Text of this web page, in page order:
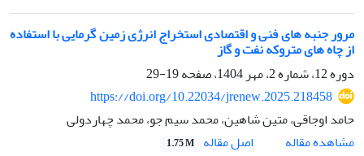
مرور جنبه های فنی و اقتصادی استخراج انرژی زمین گرمایی با استفاده
از چاه های متروکه نفت و گاز
دوره 12، شماره 2، مهر 1404، صفحه
19-29
https://doi.org/10.22034/jrenew.2025.218458
حامد اوجاقی، متین شاهین، محمد سیم جو، محمد چهاردولی
مشاهده مقاله
اصل مقاله 1.75 M